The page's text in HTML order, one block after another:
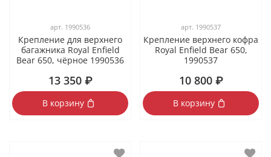
арт. 1990536
Крепление для верхнего
багажника Royal Enfield
Bear 650, чёрное 1990536
13 350 ₽
В корзину
арт. 1990537
Крепление верхнего кофра
Royal Enfield Bear 650,
1990537
10 800 ₽
В корзину